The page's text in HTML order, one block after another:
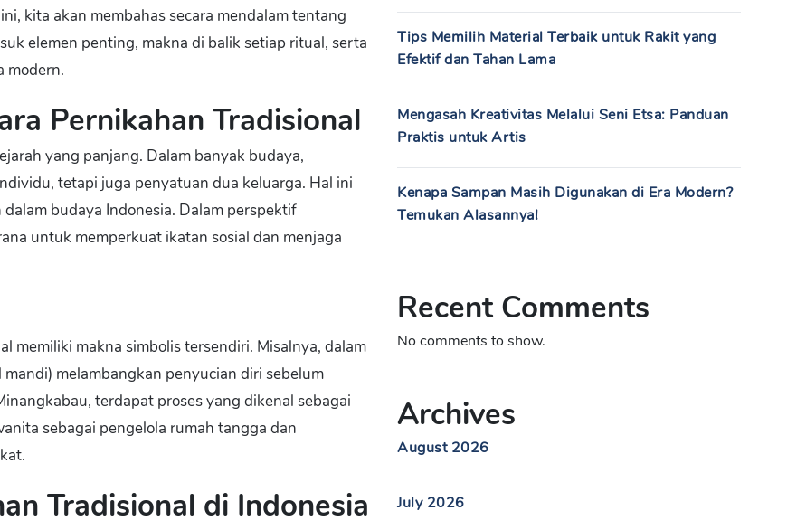
kita akan membahas secara mendalam tentang
elemen penting, makna di balik setiap ritual, serta
modern.
Pernikahan Tradisional
yang panjang. Dalam banyak budaya,
tetapi juga penyatuan dua keluarga. Hal ini
budaya Indonesia. Dalam perspektif
untuk memperkuat ikatan sosial dan menjaga
memiliki makna simbolis tersendiri. Misalnya, dalam
melambangkan penyucian diri sebelum
terdapat proses yang dikenal sebagai
sebagai pengelola rumah tangga dan
Tradisional di Indonesia
Tips Memilih Material Terbaik untuk Rakit yang
Efektif dan Tahan Lama
Mengasah Kreativitas Melalui Seni Etsa: Panduan
Praktis untuk Artis
Kenapa Sampan Masih Digunakan di Era Modern?
Temukan Alasannya!
Recent Comments
No comments to show.
Archives
August 2026
July 2026